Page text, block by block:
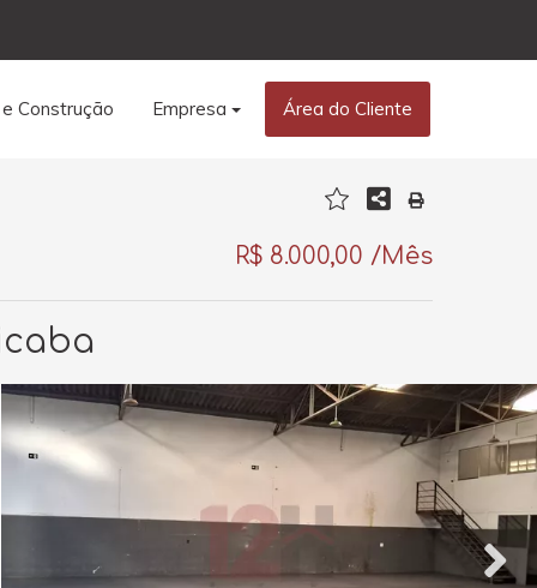
Construção Empresa Área do Cliente
R$ 8.000,00 /Mês